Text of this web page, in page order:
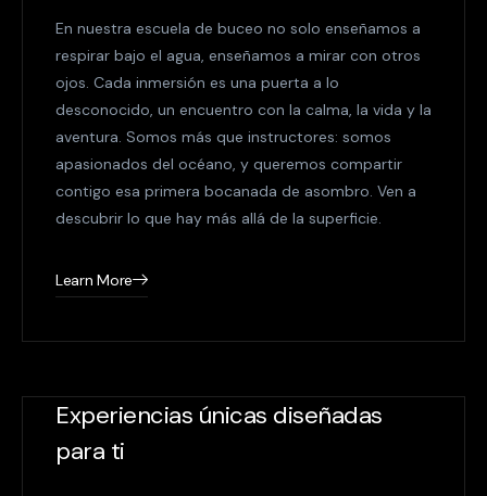
En nuestra escuela de buceo no solo enseñamos a
respirar bajo el agua, enseñamos a mirar con otros
ojos. Cada inmersión es una puerta a lo
desconocido, un encuentro con la calma, la vida y la
aventura. Somos más que instructores: somos
apasionados del océano, y queremos compartir
contigo esa primera bocanada de asombro. Ven a
descubrir lo que hay más allá de la superficie.
Learn More
Experiencias únicas diseñadas
para ti